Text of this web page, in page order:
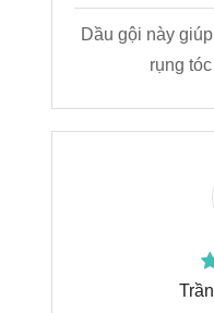
Dầu gội này
rụng